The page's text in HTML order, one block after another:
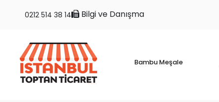
Bilgi ve Danışma
0212 514 38 14
Bambu Meşale